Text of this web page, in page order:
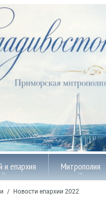
и епархия Митрополия
/ Новости епархии 2022